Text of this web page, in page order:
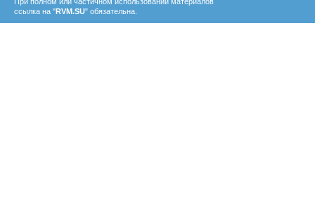
ссылка на "RVM.SU" обязательна.